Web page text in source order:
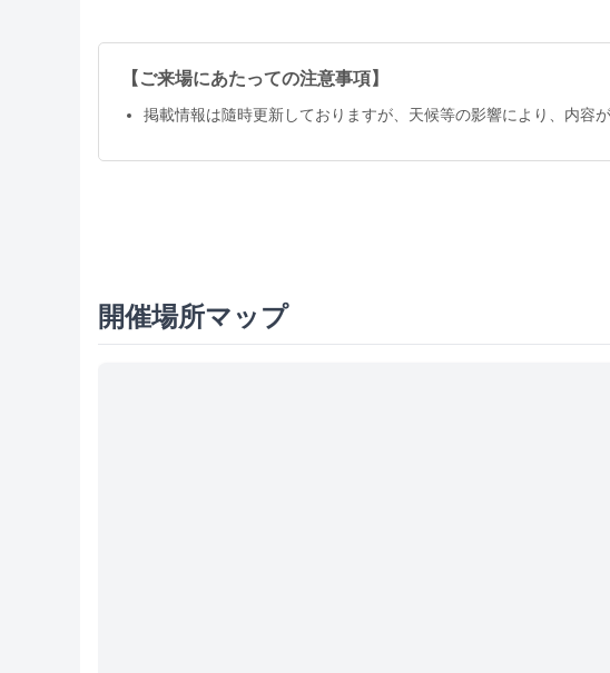
【ご来場にあたっての注意事項】
掲載情報は隨時更新しておりますが、天候等の影響により、内容
開催場所マップ